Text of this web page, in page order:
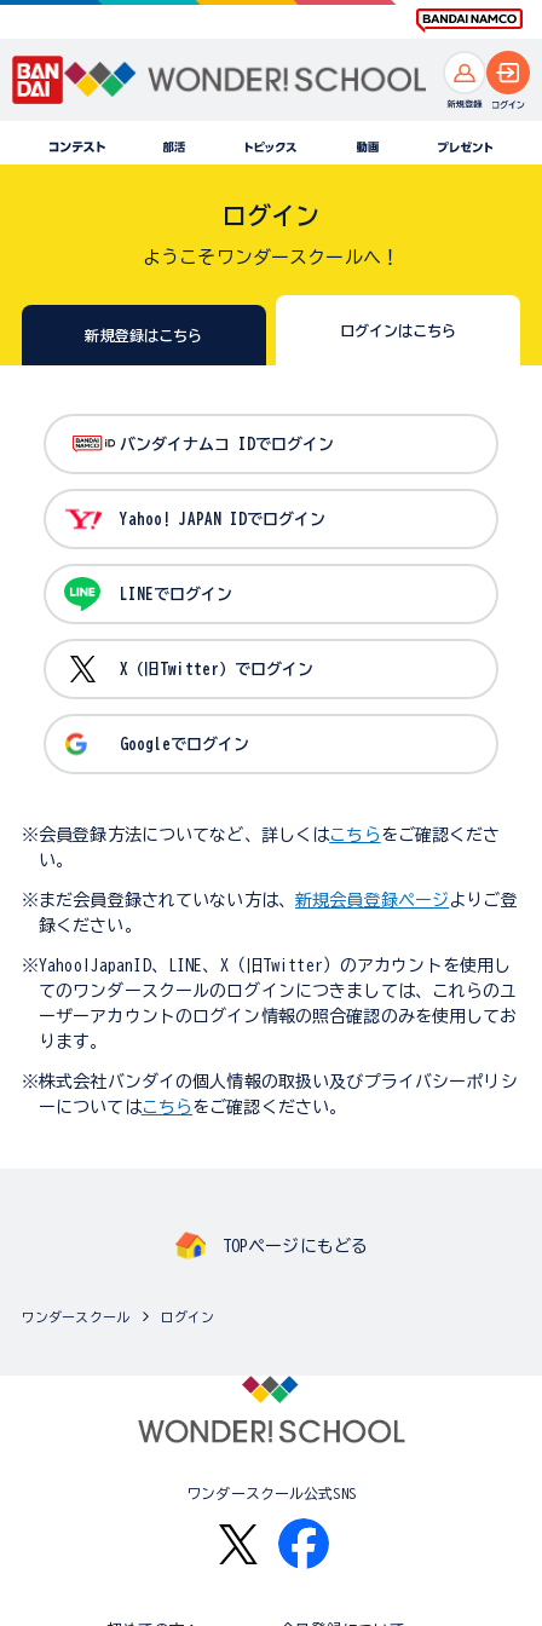
ログイン
ようこそワンダースクールへ！
新規登録はこちら ログインはこちら
バンダイナムコ IDでログイン
Yahoo! JAPAN IDでログイン
LINEでログイン
X（旧Twitter）でログイン
Googleでログイン
※会員登録方法についてなど、詳しくはこちら をご確認くださ
い。
※まだ会員登録されていない方は、 新規会員登録ページ よりご登
録ください。
※Yahoo!JapanID、LINE、X（旧Twitter）のアカウントを使用し
てのワンダースクールのログインにつきましては、これらのユ
ーザーアカウントのログイン情報の照合確認のみを使用してお
ります。
※株式会社バンダイの個人情報の取扱い及びプライバシーポリシ
ーについてはこちら をご確認ください。
TOPページにもどる
ワンダースクール ログイン
ワンダースクール公式SNS